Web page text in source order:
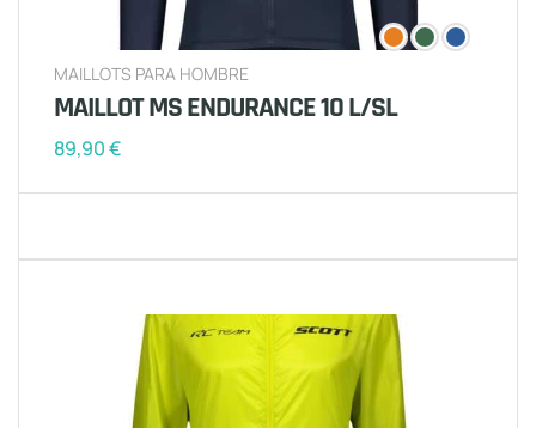
MAILLOTS PARA HOMBRE
MAILLOT MS ENDURANCE 10 L/SL
89,90€